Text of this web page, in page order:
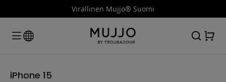
Virallinen Mujjo® Suomi
iPhone 15